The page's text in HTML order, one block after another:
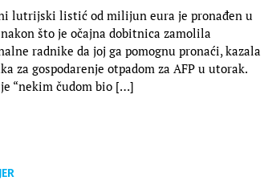
lutrijski listić od milijun eura je pronađen u
što je očajna dobitnica zamolila
radnike da joj ga pomognu pronaći, kazala
za gospodarenje otpadom za AFP u utorak.
“nekim čudom bio […]